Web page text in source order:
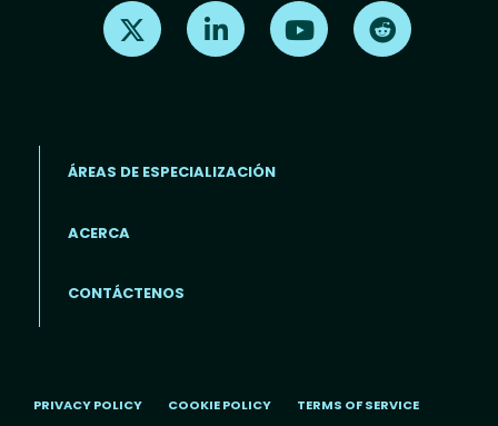
Find us on X Find us on LinkedInFind us on Youtube
Footer menu (ES)
ÁREAS DE ESPECIALIZACIÓN
ACERCA
CONTÁCTENOS
PRIVACY POLICY COOKIE POLICY
TERMS OF SERVICE